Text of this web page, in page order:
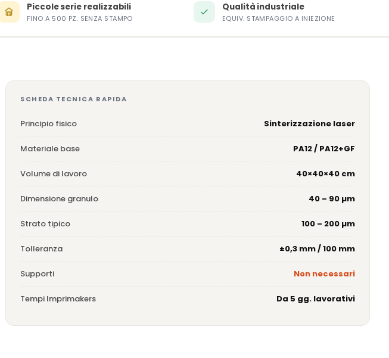
Piccole serie realizzabili
FINO A 500 PZ. SENZA STAMPO
Qualità industriale
EQUIV. STAMPAGGIO A INIEZIONE
SCHEDA TECNICA RAPIDA
Principio fisico Sinterizzazione laser
Materiale base PA12 / PA12+GF
Volume di lavoro 40×40×40 cm
Dimensione granulo 40 – 90 µm
Strato tipico 100 – 200 µm
Tolleranza ±0,3 mm / 100 mm
Supporti Non necessari
Tempi Imprimakers Da 5 gg. lavorativi